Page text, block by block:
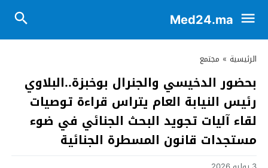
Med24.ma
الرئيسية » مجتمع
بحضور الدخيسي والجنرال بوخبزة..البلاوي
رئيس النيابة العام يتراس قراءة توصيات
لقاء آليات تجويد البحث الجنائي في ضوء
مستجدات قانون المسطرة الجنائية